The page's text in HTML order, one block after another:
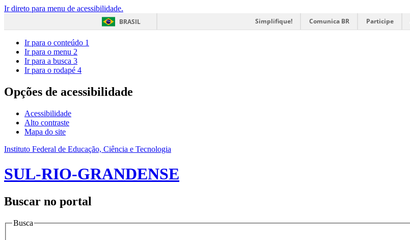
Ir direto para menu de acessibilidade.
BRASIL
Simplifique! Comunica BR Participe
Ir para o conteúdo 1
Ir para o menu 2
Ir para a busca 3
Ir para o rodapé 4
Opções de acessibilidade
Acessibilidade
Alto contraste
Mapa do site
Instituto Federal de Educação, Ciência e Tecnologia
SUL-RIO-GRANDENSE
Buscar no portal
Busca